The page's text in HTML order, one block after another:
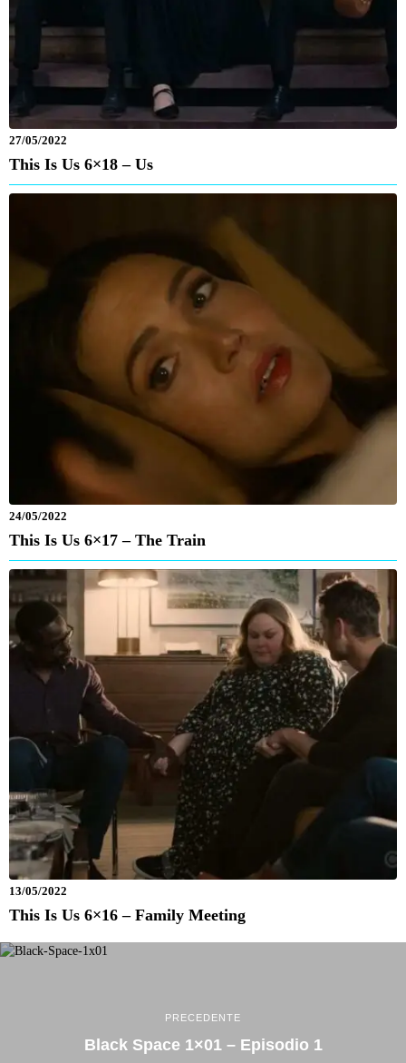
27/05/2022
This Is Us 6×18 – Us
24/05/2022
This Is Us 6×17 – The Train
13/05/2022
This Is Us 6×16 – Family Meeting
PRECEDENTE
Black Space 1×01 – Episodio 1